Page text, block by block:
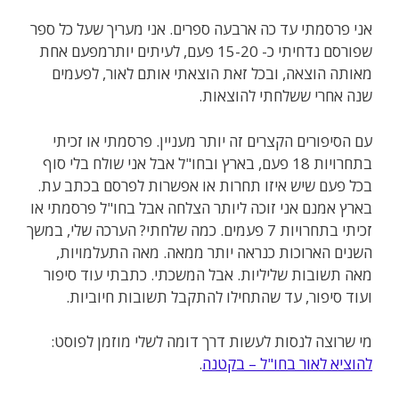
אני פרסמתי עד כה ארבעה ספרים. אני מעריך שעל כל ספר
שפורסם נדחיתי כ- 15-20 פעם, לעיתים יותרמפעם אחת
מאותה הוצאה, ובכל זאת הוצאתי אותם לאור, לפעמים
שנה אחרי ששלחתי להוצאות.
עם הסיפורים הקצרים זה יותר מעניין. פרסמתי או זכיתי
בתחרויות 18 פעם, בארץ ובחו"ל אבל אני שולח בלי סוף
בכל פעם שיש איזו תחרות או אפשרות לפרסם בכתב עת.
בארץ אמנם אני זוכה ליותר הצלחה אבל בחו"ל פרסמתי או
זכיתי בתחרויות 7 פעמים. כמה שלחתי? הערכה שלי, במשך
השנים הארוכות כנראה יותר ממאה. מאה התעלמויות,
מאה תשובות שליליות. אבל המשכתי. כתבתי עוד סיפור
ועוד סיפור, עד שהתחילו להתקבל תשובות חיוביות.
מי שרוצה לנסות לעשות דרך דומה לשלי מוזמן לפוסט:
להוציא לאור בחו"ל – בקטנה.